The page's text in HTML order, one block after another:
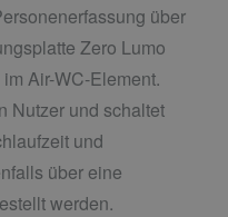
und
über eine
werden.